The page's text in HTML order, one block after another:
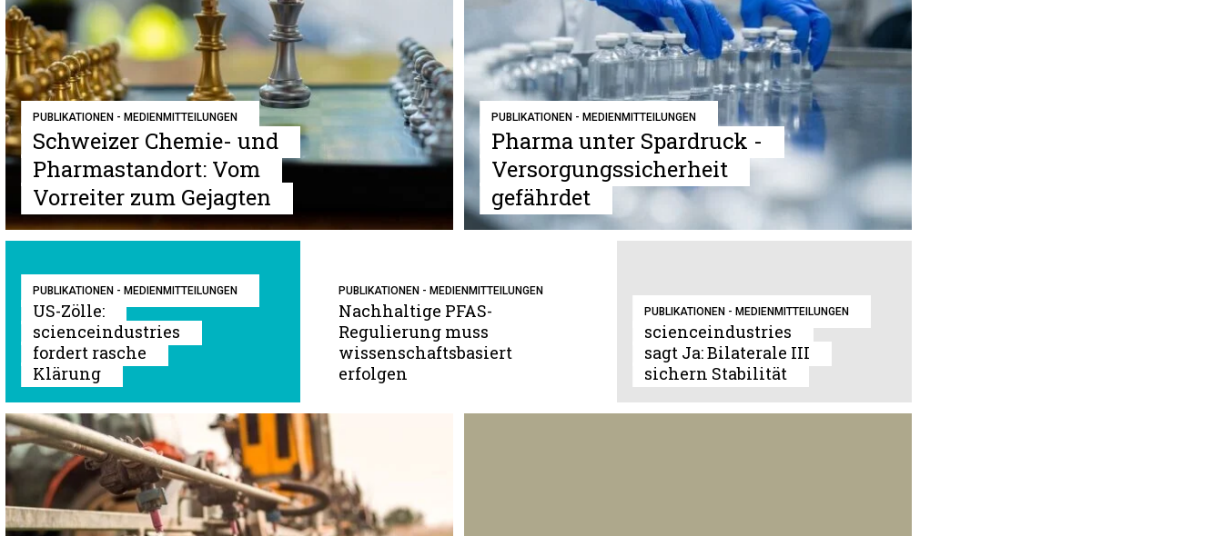
PUBLIKATIONEN - MEDIENMITTEILUNGEN
Schweizer Chemie- und
Pharmastandort: Vom
Vorreiter zum Gejagten
PUBLIKATIONEN - MEDIENMITTEILUNGEN
Pharma unter Spardruck -
Versorgungssicherheit
gefährdet
PUBLIKATIONEN - MEDIENMITTEILUNGEN
US-Zölle:
scienceindustries
fordert rasche
Klärung
PUBLIKATIONEN - MEDIENMITTEILUNGEN
Nachhaltige PFAS-
Regulierung muss
wissenschaftsbasiert
erfolgen
PUBLIKATIONEN - MEDIENMITTEILUNGEN
scienceindustries
sagt Ja: Bilaterale III
sichern Stabilität